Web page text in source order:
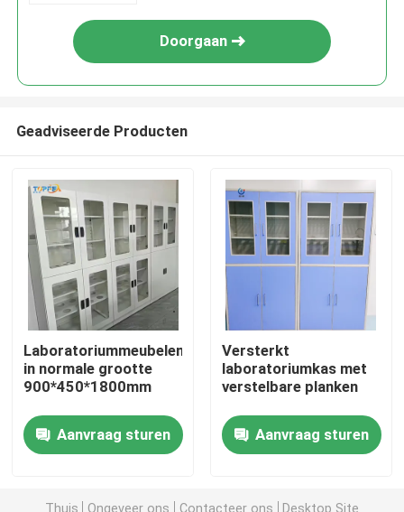
Thuis
Producten
VR-show
Doorgaan
Geadviseerde Producten
Laboratoriummeubelen
in normale grootte
900*450*1800mm
Aanvraag sturen
Versterkt
laboratoriumkas met
verstelbare planken
Aanvraag sturen
Thuis Ongeveer ons Contacteer ons Desktop Site